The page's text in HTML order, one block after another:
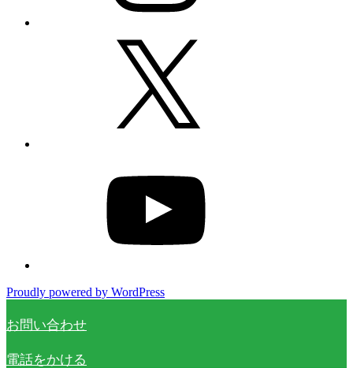
Proudly powered by WordPress
お問い合わせ
電話をかける